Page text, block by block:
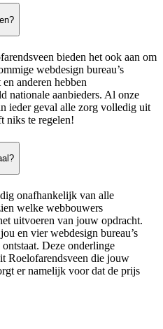
bieden het ook aan om
webdesign bureau’s
anderen hebben
nationale aanbieders. Al onze
ieder geval alle zorg volledig uit
niks te regelen!
onafhankelijk van alle
welke webbouwers
uitvoeren van jouw opdracht.
en vier webdesign bureau’s
Deze onderlinge
Roelofarendsveen die jouw
er namelijk voor dat de prijs